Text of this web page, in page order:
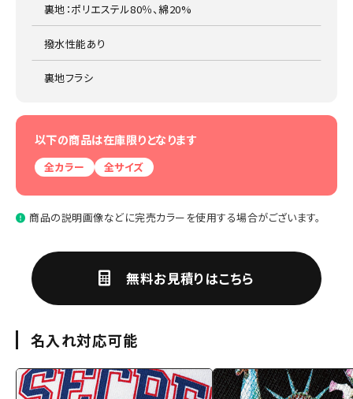
裏地：ポリエステル80％、綿20%
撥水性能あり
裏地フラシ
以下の商品は在庫限りとなります
全カラー 全サイズ
商品の説明画像などに完売カラーを使用する場合がございます。
無料お見積りはこちら
名入れ対応可能